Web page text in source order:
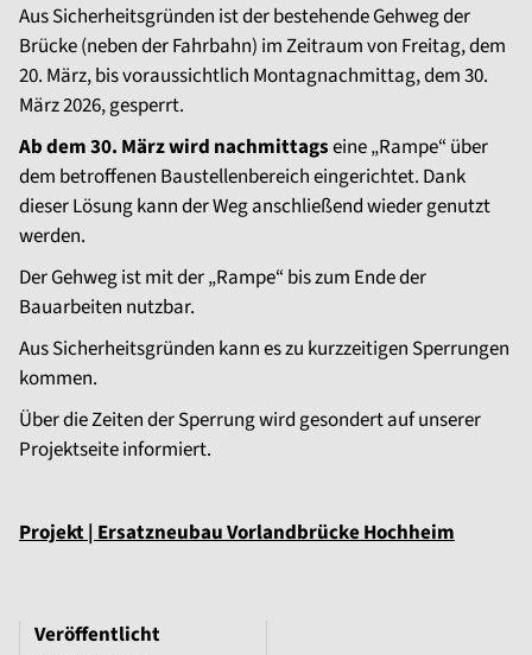
Aus Sicherheitsgründen ist der bestehende Gehweg der
Brücke (neben der Fahrbahn) im Zeitraum von Freitag, dem
20. März, bis voraussichtlich Montagnachmittag, dem 30.
März 2026, gesperrt.
Ab dem 30. März wird nachmittagseine „Rampe“ über
dem betroffenen Baustellenbereich eingerichtet. Dank
dieser Lösung kann der Weg anschließend wieder genutzt
werden.
Der Gehweg ist mit der „Rampe“ bis zum Ende der
Bauarbeiten nutzbar.
Aus Sicherheitsgründen kann es zu kurzzeitigen Sperrungen
kommen.
Über die Zeiten der Sperrung wird gesondert auf unserer
Projektseite informiert.
Projekt | Ersatzneubau Vorlandbrücke Hochheim
Veröffentlicht